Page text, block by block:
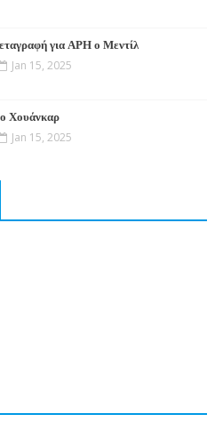
για ΑΡΗ ο Μεντίλ
Jan 15, 2025
Χουάνκαρ
Jan 15, 2025